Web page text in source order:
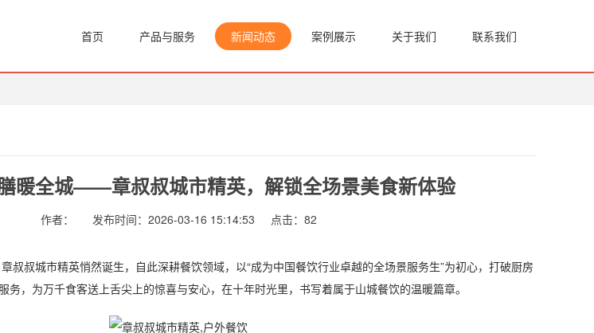
首页 产品与服务 新闻动态 案例展示 关于我们 联系我们
暖全城——章叔叔城市精英，解锁全场景美食新体验
作者： 发布时间：2026-03-16 15:14:53 点击： 82
叔城市精英悄然诞生，自此深耕餐饮领域，以“成为中国餐饮行业卓越的全场景服务生”为初心，打破厨房
务，为万千食客送上舌尖上的惊喜与安心，在十年时光里，书写着属于山城餐饮的温暖篇章。